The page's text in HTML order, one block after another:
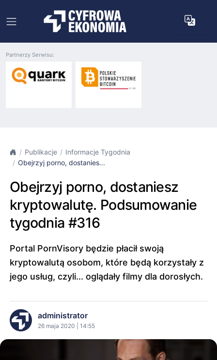
Partnerzy Serwisu:
Publikacje
Informacje Tygodnia
Obejrzyj porno, dostanies...
Obejrzyj porno, dostaniesz
kryptowalutę. Podsumowanie
tygodnia #316
Portal PornVisory będzie płacił swoją
kryptowalutą osobom, które będą korzystały z
jego usług, czyli... oglądały filmy dla dorosłych.
administrator
26 maja 2020 | 14:55